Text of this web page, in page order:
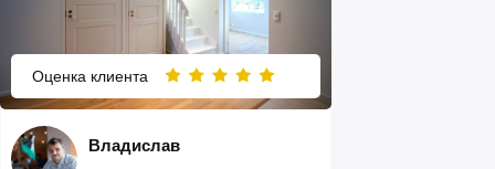
Оценка клиента
Владислав